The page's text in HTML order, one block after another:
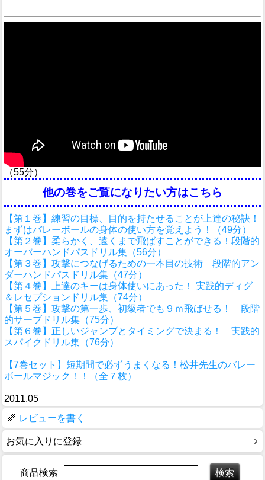
（55分）
他の巻をご覧になりたい方はこちら
【第１巻】練習の目標、目的を持たせることが上達の秘訣！
まずはバレーボールの身体の使い方を覚えよう！（49分）
【第２巻】柔らかく、遠くまで飛ばすことができる！段階的
オーバーハンドパスドリル集（56分）
【第３巻】攻撃につなげるための一本目の技術 段階的アン
ダーハンドパスドリル集（47分）
【第４巻】上達のキーは身体使いにあった！ 実践的ディグ
＆レセプションドリル集（74分）
【第５巻】攻撃の第一歩、初級者でも９ｍ飛ばせる！ 段階
的サーブドリル集（75分）
【第６巻】正しいジャンプとタイミングで決まる！ 実践的
スパイクドリル集（76分）
【7巻セット】短期間で必ずうまくなる！松井先生のバレー
ボールマジック！！（全７枚）
2011.05
レビューを書く
お気に入りに登録
商品検索